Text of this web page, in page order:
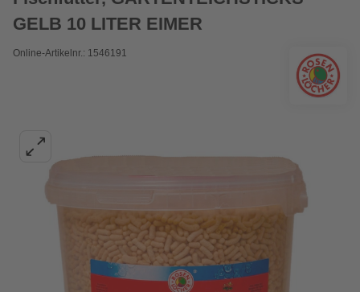
GELB 10 LITER EIMER
Online-Artikelnr.: 1546191